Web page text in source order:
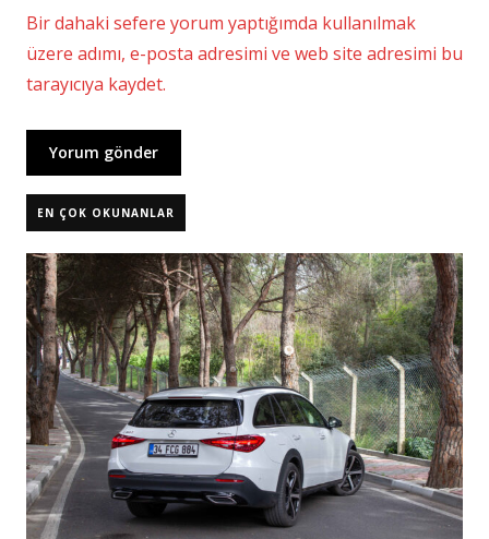
Bir dahaki sefere yorum yaptığımda kullanılmak
üzere adımı, e-posta adresimi ve web site adresimi bu
tarayıcıya kaydet.
EN ÇOK OKUNANLAR